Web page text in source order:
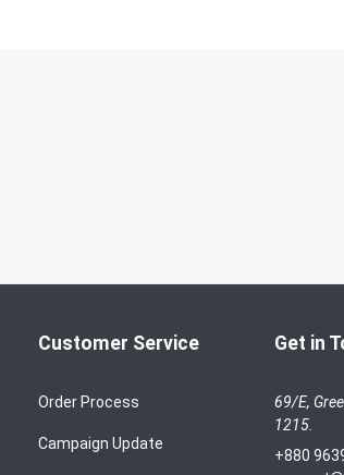
Customer Service
Order Process
Campaign Update
Get in
69/E,
1215.
+880